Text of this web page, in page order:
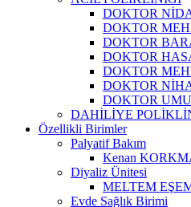
DOKTOR
DOKTOR
DOKTOR
DOKTOR
DOKTOR
DOKTOR
DOKTOR
DAHİLİYE
Özellikli Birimler
Palyatif Bakım
Kenan
Diyaliz Ünitesi
MELTEM
Evde Sağlık Birimi